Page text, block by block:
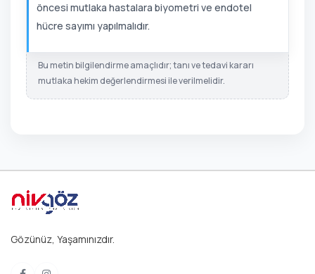
öncesi mutlaka hastalara biyometri ve endotel
hücre sayımı yapılmalıdır.
Bu metin bilgilendirme amaçlıdır; tanı ve tedavi kararı
mutlaka hekim değerlendirmesi ile verilmelidir.
Gözünüz, Yaşamınızdır.